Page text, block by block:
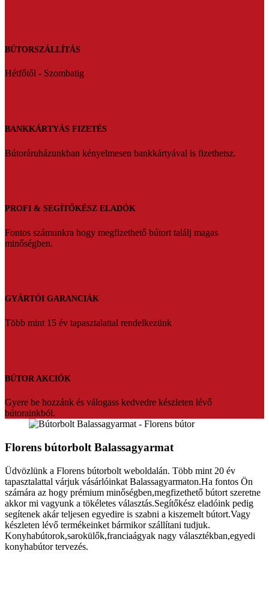
BÚTORSZÁLLÍTÁS
Hétfőtől - Szombatig
BANKKÁRTYÁS FIZETÉS
Bútoráruházunkban kényelmesen bankkártyával is fizethetsz.
PROFI & SEGÍTŐKÉSZ ELADÓK
Fontos számunkra hogy megfizethető bútort találj magas
minőségben.
GYÁRTÓI GARANCIÁK
Több mint 15 év tapasztalattal rendelkezünk
BÚTOR AKCIÓK
Gyere be hozzánk és válogass kedvedre készleten lévő
bútorainkból.
Florens bútorbolt Balassagyarmat
Üdvözlünk a Florens bútorbolt weboldalán. Több mint 20 év
tapasztalattal várjuk vásárlóinkat Balassagyarmaton.Ha fontos Ön
számára az hogy prémium minőségben,megfizethető bútort szeretne
akkor mi vagyunk a tökéletes választás.Segítőkész eladóink pedig
segítenek akár teljesen egyedire is szabni a kiszemelt bútort.Vagy
készleten lévő termékeinket bármikor szállítani tudjuk.
Konyhabútorok,sarokülők,franciaágyak nagy választékban,egyedi
konyhabútor tervezés.